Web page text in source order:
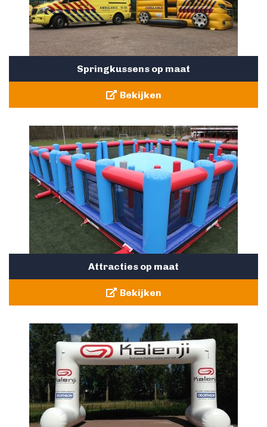
Springkussens op maat
Bekijken
Attracties op maat
Bekijken